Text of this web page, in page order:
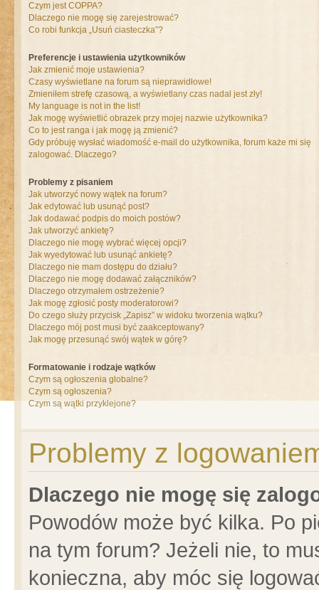
Czym jest COPPA?
Dlaczego nie mogę się zarejestrować?
Co robi funkcja „Usuń ciasteczka”?
Preferencje i ustawienia użytkowników
Jak zmienić moje ustawienia?
Czasy wyświetlane na forum są nieprawidłowe!
Zmieniłem strefę czasową, a wyświetlany czas nadal jest zły!
My language is not in the list!
Jak mogę wyświetlić obrazek przy mojej nazwie użytkownika?
Co to jest ranga i jak mogę ją zmienić?
Gdy próbuję wysłać wiadomość e-mail do użytkownika, forum każe mi się
zalogować. Dlaczego?
Problemy z pisaniem
Jak utworzyć nowy wątek na forum?
Jak edytować lub usunąć post?
Jak dodawać podpis do moich postów?
Jak utworzyć ankietę?
Dlaczego nie mogę wybrać więcej opcji?
Jak wyedytować lub usunąć ankietę?
Dlaczego nie mam dostępu do działu?
Dlaczego nie mogę dodawać załączników?
Dlaczego otrzymałem ostrzeżenie?
Jak mogę zgłosić posty moderatorowi?
Do czego służy przycisk „Zapisz” w widoku tworzenia wątku?
Dlaczego mój post musi być zaakceptowany?
Jak mogę przesunąć swój wątek w górę?
Formatowanie i rodzaje wątków
Czym są ogłoszenia globalne?
Czym są ogłoszenia?
Czym są wątki przyklejone?
Problemy z
Dlaczego nie mogę się
Powodów może być kilka. Po
na tym forum? Jeżeli nie, to
konieczna, aby móc się